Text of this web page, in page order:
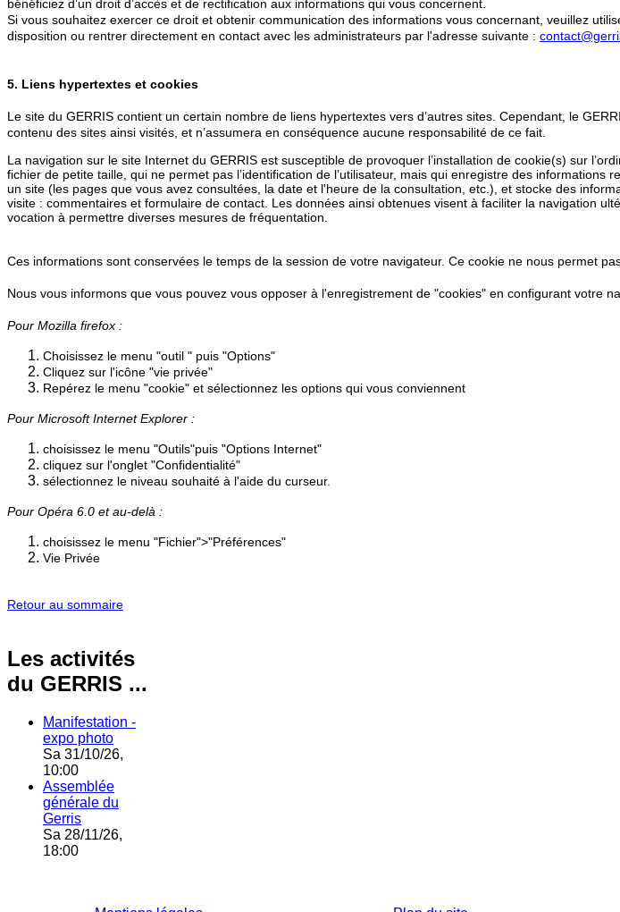
bénéficiez d’un droit d’accès et de rectification aux informations qui vous concernent.
Si vous souhaitez exercer ce droit et obtenir communication des informations vous concernant, veuillez
disposition ou rentrer directement en contact avec les administrateurs par l'adresse suivante :
5. Liens hypertextes et cookies
L e site du GERRIS contient un certain nombre de liens hypertextes vers d’autres sites. Cependant, le
contenu des sites ainsi visités, et n’assumera en conséquence aucune responsabilité de ce fait.
La navigation sur le site Internet du GERRIS est susceptible de provoquer l’installation de cookie(s) sur
fichier de petite taille, qui ne permet pas l’identification de l’utilisateur, mais qui enregistre des informations
un site (les pages que vous avez consultées, la date et l'heure de la consultation, etc.), et stocke des
visite : commentaires et formulaire de contact. Les données ainsi obtenues visent à faciliter la navigation
vocation à permettre diverses mesures de fréquentation.
Ces informations sont conservées le temps de la session de votre navigateur. Ce cookie ne nous permet
Nous vous informons que vous pouvez vous opposer à l'enregistrement de "cookies" en configurant votre
Pour Mozilla firefox :
Choisissez le menu "outil " puis "Options"
Cliquez sur l'icône "vie privée"
Repérez le menu "cookie" et sélectionnez les options qui vous conviennent
Pour Microsoft Internet Explorer :
choisissez le menu "Outils"puis "Options Internet"
cliquez sur l'onglet "Confidentialité"
sélectionnez le niveau souhaité à l'aide du curseur.
Pour Opéra 6.0 et au-delà :
choisissez le menu "Fichier">"Préférences"
Vie Privée
Retour au sommaire
Les activités
du GERRIS ...
Manifestation -
expo photo
Sa 31/10/26,
10:00
Assemblée
générale du
Gerris
Sa 28/11/26,
18:00